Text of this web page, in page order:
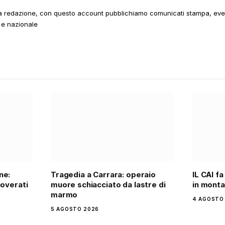
redazione, con questo account pubblichiamo comunicati stampa,
nazionale
Tragedia a Carrara: operaio
muore schiacciato da lastre di
marmo
5 AGOSTO 2026
IL CAI
in
4